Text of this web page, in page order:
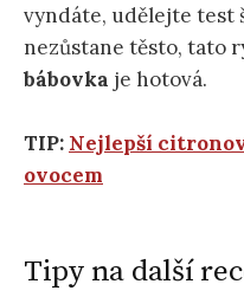
vyndáte, udělejte test
nezůstane těsto, tato
bábovka je hotová.
TIP: Nejlepší
ovocem
Tipy na další